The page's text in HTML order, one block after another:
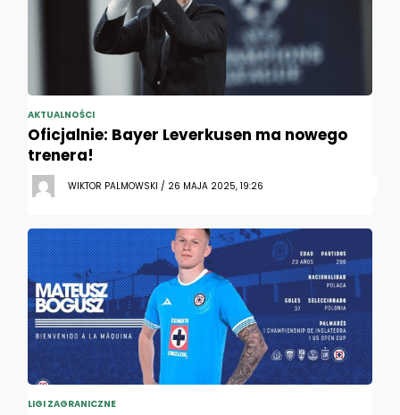
AKTUALNOŚCI
Oficjalnie: Bayer Leverkusen ma nowego
trenera!
WIKTOR PALMOWSKI / 26 MAJA 2025, 19:26
LIGI ZAGRANICZNE